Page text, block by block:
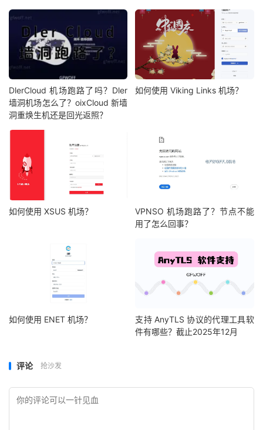
DlerCloud 机场跑路了吗？Dler
墙洞机场怎么了？oixCloud 新墙
洞重焕生机还是回光返照？
如何使用 Viking Links 机场？
如何使用 XSUS 机场？
VPNSO 机场跑路了？节点不能
用了怎么回事？
如何使用 ENET 机场？
支持 AnyTLS 协议的代理工具软
件有哪些？截止2025年12月
评论 抢沙发